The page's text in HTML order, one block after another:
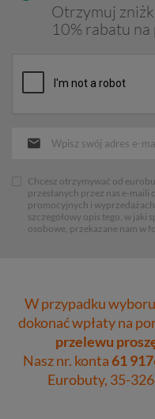
Otrzymuj
10% rabatu
Chcesz otrzymywać od
przesłanych przez nas e-maili
promocyjnych i
szczegółowy opis tego, w jaki
osobowe, przekazane nam w
W przypadku
dokonać wpłaty na
przelewu
Nasz nr. konta61
Eurobuty, 35-